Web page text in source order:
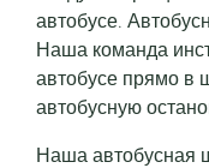
автобусе.
Наша команда
автобусе прямо в
автобусную
Наша автобусная